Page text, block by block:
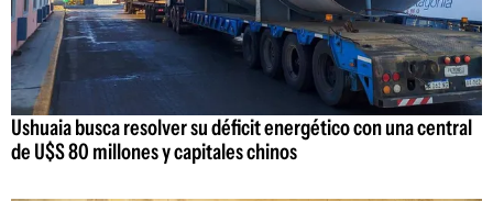
Ushuaia busca resolver su déficit energético con una central
de U$S 80 millones y capitales chinos